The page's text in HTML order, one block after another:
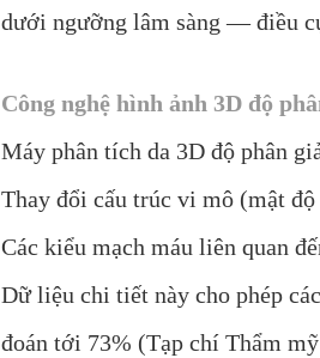
dưới ngưỡng lâm sàng — điều
Công nghệ hình ảnh 3D độ
Máy phân tích da 3D độ phân
Thay đổi cấu trúc vi mô (mật
Các kiểu mạch máu liên quan
Dữ liệu chi tiết này cho phép
đoán tới 73% (Tạp chí Thẩm